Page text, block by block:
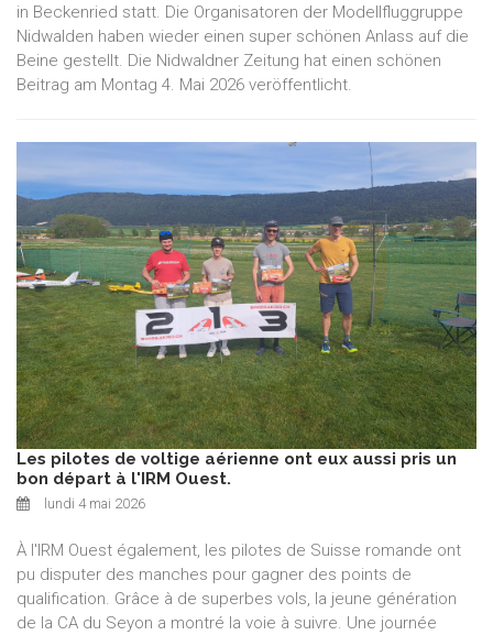
in Beckenried statt. Die Organisatoren der Modellfluggruppe
Nidwalden haben wieder einen super schönen Anlass auf die
Beine gestellt. Die Nidwaldner Zeitung hat einen schönen
Beitrag am Montag 4. Mai 2026 veröffentlicht.
Les pilotes de voltige aérienne ont eux aussi pris un
bon départ à l'IRM Ouest.
lundi 4 mai 2026
À l'IRM Ouest également, les pilotes de Suisse romande ont
pu disputer des manches pour gagner des points de
qualification. Grâce à de superbes vols, la jeune génération
de la CA du Seyon a montré la voie à suivre. Une journée